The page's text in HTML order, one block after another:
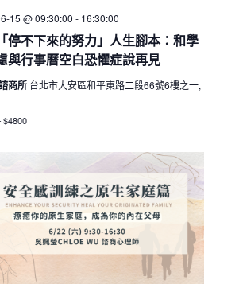
停不下來的努力」人生腳本：和學
與行事曆空白恐懼症說再見
15 @ 09:30:00 - 16:30:00
商所 台北市大安區和平東路二段66號6樓之一,
$4800